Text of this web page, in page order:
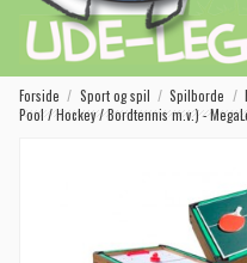
Forside Sport og spil Spilborde
Pool / Hockey / Bordtennis m.v.) -